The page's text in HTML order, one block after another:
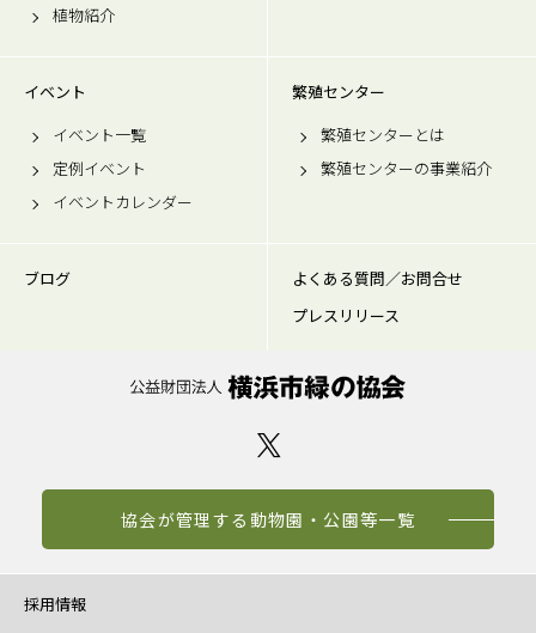
植物紹介
イベント
イベント一覧
定例イベント
イベントカレンダー
繁殖センター
繁殖センターとは
繁殖センターの事業紹介
ブログ
よくある質問／お問合せ
プレスリリース
協会が管理する動物園・公園等一覧
採用情報